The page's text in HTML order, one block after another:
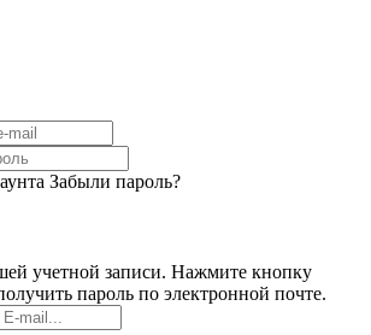
Забыли пароль?
учетной записи. Нажмите кнопку
пароль по электронной почте.